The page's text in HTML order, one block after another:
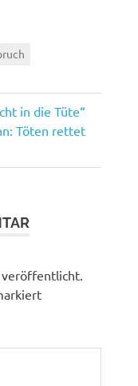
in die Tüte“
Töten rettet